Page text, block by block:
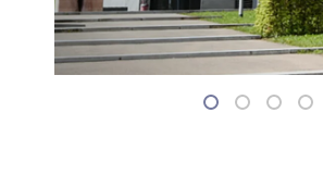
1 2 3 4